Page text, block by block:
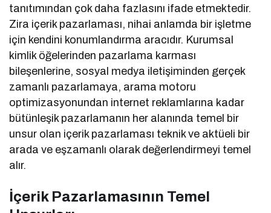
tanıtımından çok daha fazlasını ifade etmektedir.
Zira içerik pazarlaması, nihai anlamda bir işletme
için kendini konumlandırma aracıdır. Kurumsal
kimlik öğelerinden pazarlama karması
bileşenlerine, sosyal medya iletişiminden gerçek
zamanlı pazarlamaya, arama motoru
optimizasyonundan internet reklamlarına kadar
bütünleşik pazarlamanın her alanında temel bir
unsur olan içerik pazarlaması teknik ve aktüeli bir
arada ve eşzamanlı olarak değerlendirmeyi temel
alır.
İçerik Pazarlamasının Temel